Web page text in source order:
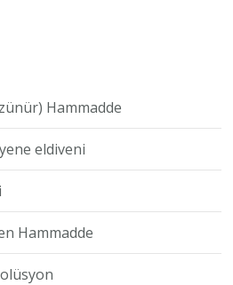
Hammadde
eldiveni
Hammadde